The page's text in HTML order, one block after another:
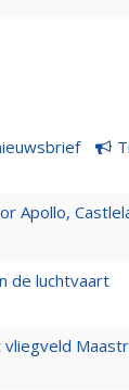
Apollo,
de luchtvaart